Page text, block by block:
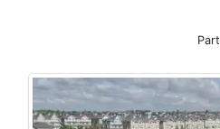
Performance décevante